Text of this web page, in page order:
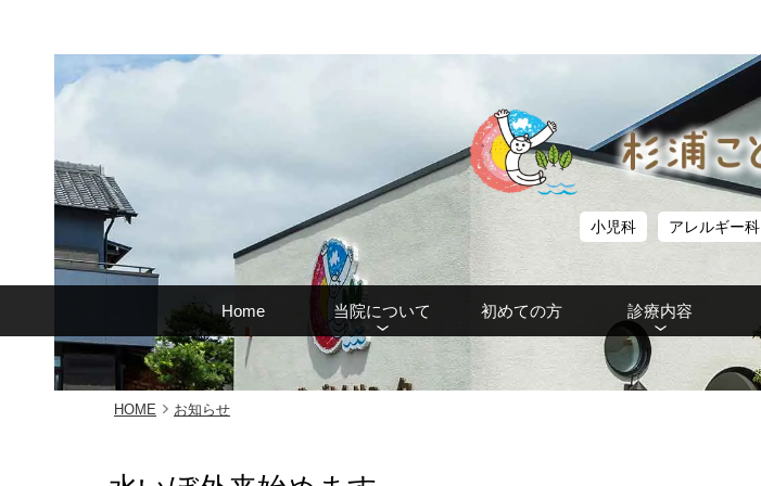
小児科 アレルギー科
Home 当院について 初めての方 診療内容
HOME お知らせ